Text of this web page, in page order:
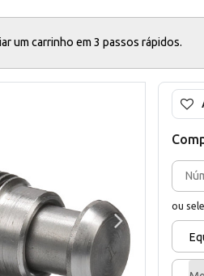
um carrinho em 3 passos rápidos.
ou